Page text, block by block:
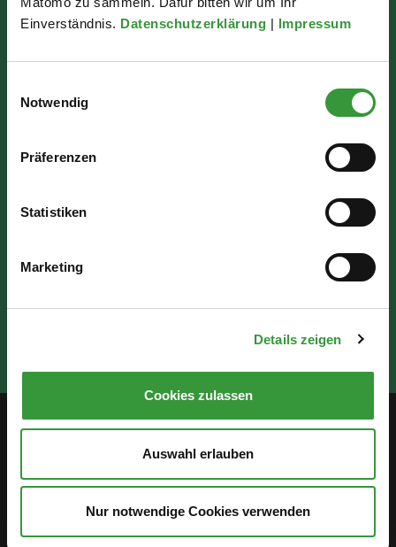
Einverständnis. Datenschutzerklärung | Impressum
Notwendig
Präferenzen
Statistiken
Marketing
Details zeigen
Cookies zulassen
Auswahl erlauben
Nur notwendige Cookies verwenden
Öffentlichkeitsbeteiligung
Do: 07:30 - 17:30 Uhr